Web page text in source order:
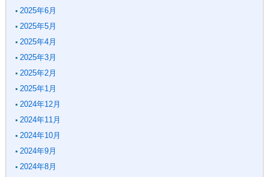
2025年6月
2025年5月
2025年4月
2025年3月
2025年2月
2025年1月
2024年12月
2024年11月
2024年10月
2024年9月
2024年8月